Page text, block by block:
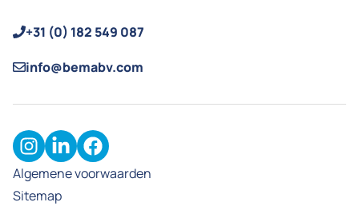
+31 (0) 182 549 087
info@bemabv.com
Algemene voorwaarden
Sitemap